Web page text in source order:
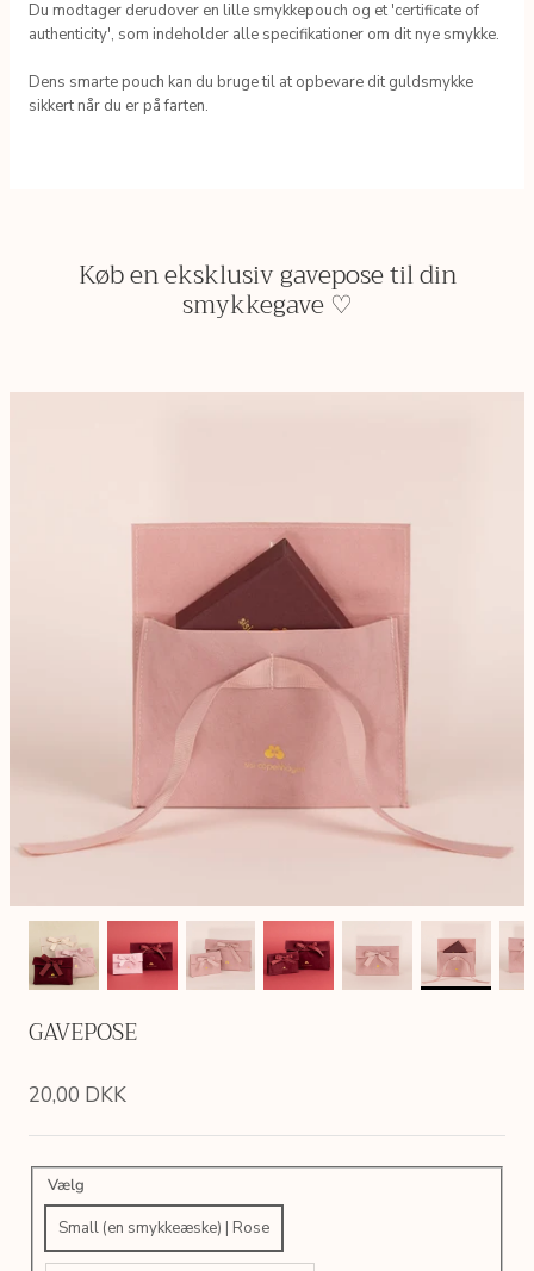
Du modtager derudover en lille smykkepouch og et 'certificate of
authenticity', som indeholder alle specifikationer om dit nye smykke.
Dens smarte pouch kan du bruge til at opbevare dit guldsmykke
sikkert når du er på farten.
Køb en eksklusiv gavepose til din
smykkegave ♡
GAVEPOSE
20,00 DKK
Vælg
Small (en smykkeæske) | Rose